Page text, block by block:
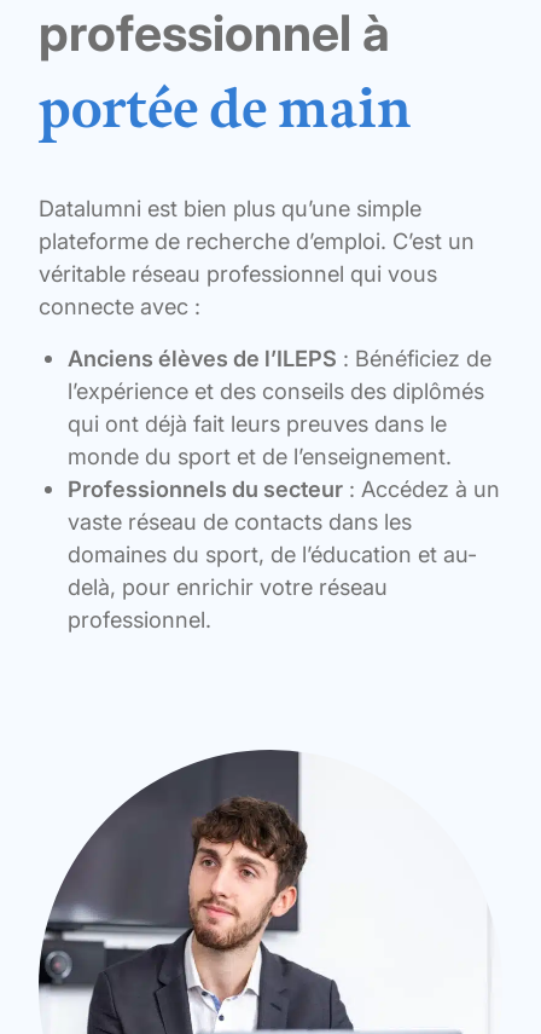
professionnel à
portée de main
Datalumni est bien plus qu’une simple
plateforme de recherche d’emploi. C’est un
véritable réseau professionnel qui vous
connecte avec :
Anciens élèves de l’ILEPS : Bénéficiez de
l’expérience et des conseils des diplômés
qui ont déjà fait leurs preuves dans le
monde du sport et de l’enseignement.
Professionnels du secteur : Accédez à un
vaste réseau de contacts dans les
domaines du sport, de l’éducation et au-
delà, pour enrichir votre réseau
professionnel.